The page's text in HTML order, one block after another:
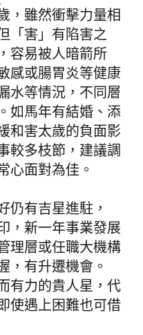
，雖然衝擊力量相
「害」有陷害之
容易被人暗箭所
感或腸胃炎等健康
水等情況，不同層
如馬年有結婚、添
和害太歲的負面影
較多枝節，建議調
心面對為佳。
仍有吉星進駐，
，新一年事業發展
理層或任職大機構
，有升遷機會。
有力的貴人星，代
使遇上困難也可借